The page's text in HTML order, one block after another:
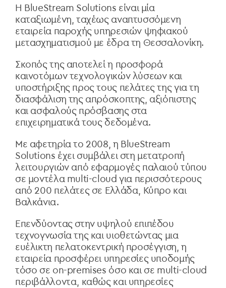
Η BlueStream Solutions είναι μία
καταξιωμένη, ταχέως αναπτυσσόμενη
εταιρεία παροχής υπηρεσιών ψηφιακού
μετασχηματισμού με έδρα τη Θεσσαλονίκη.
Σκοπός της αποτελεί η προσφορά
καινοτόμων τεχνολογικών λύσεων και
υποστήριξης προς τους πελάτες της για τη
διασφάλιση της απρόσκοπτης, αξιόπιστης
και ασφαλούς πρόσβασης στα
επιχειρηματικά τους δεδομένα.
Με αφετηρία το 2008, η BlueStream
Solutions έχει συμβάλει στη μετατροπή
λειτουργιών από εφαρμογές παλαιού τύπου
σε μοντέλα multi-cloud για περισσότερους
από 200 πελάτες σε Ελλάδα, Κύπρο και
Βαλκάνια.
Επενδύοντας στην υψηλού επιπέδου
τεχνογνωσία της και υιοθετώντας μια
ευέλικτη πελατοκεντρική προσέγγιση, η
εταιρεία προσφέρει υπηρεσίες υποδομής
τόσο σε on-premises όσο και σε multi-cloud
περιβάλλοντα, καθώς και υπηρεσίες